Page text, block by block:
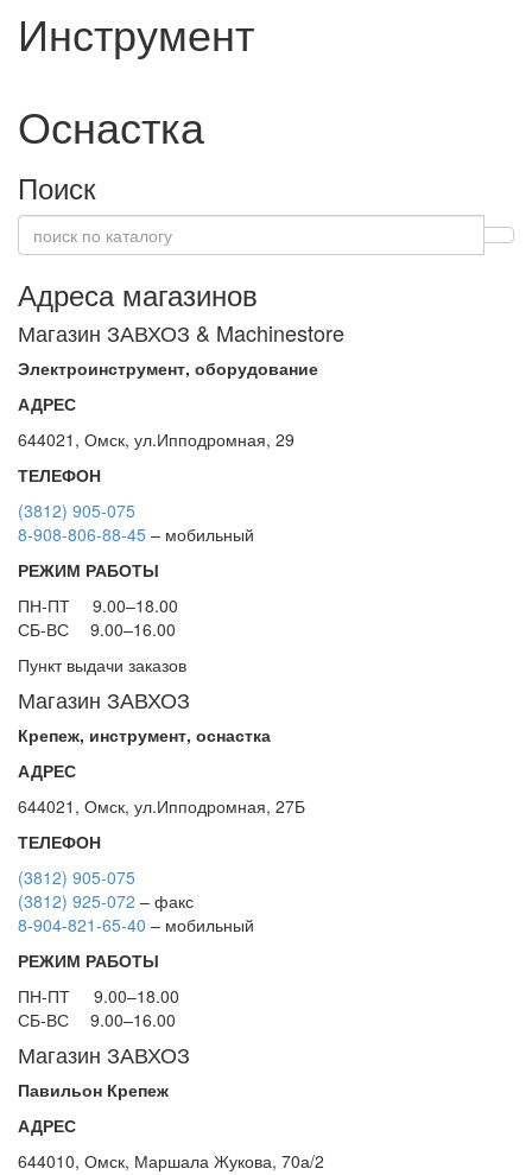
Инструмент
Оснастка
Поиск
Адреса магазинов
Магазин ЗАВХОЗ & Machinestore
Электроинструмент, оборудование
АДРЕС
644021, Омск, ул.Ипподромная, 29
ТЕЛЕФОН
(3812) 905-075
8-908-806-88-45 – мобильный
РЕЖИМ РАБОТЫ
ПН-ПТ
9.00–18.00
СБ-ВС
9.00–16.00
Пункт выдачи заказов
Магазин ЗАВХОЗ
Крепеж, инструмент, оснастка
АДРЕС
644021, Омск, ул.Ипподромная, 27Б
ТЕЛЕФОН
(3812) 905-075
(3812) 925-072 – факс
8-904-821-65-40 – мобильный
РЕЖИМ РАБОТЫ
ПН-ПТ
9.00–18.00
СБ-ВС
9.00–16.00
Магазин ЗАВХОЗ
Павильон Крепеж
АДРЕС
644010, Омск, Маршала Жукова, 70а/2